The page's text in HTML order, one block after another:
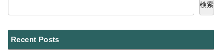
検索
Recent Posts